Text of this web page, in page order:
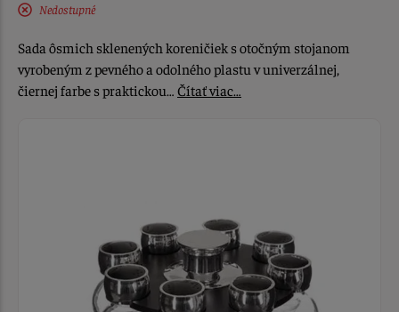
Nedostupné
Sada ôsmich sklenených koreničiek s otočným stojanom
vyrobeným z pevného a odolného plastu v univerzálnej,
čiernej farbe s praktickou… Čítať viac…